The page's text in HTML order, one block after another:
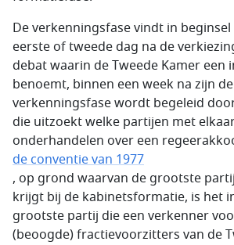
De verkenningsfase vindt in
eerste of tweede dag na de
debat waarin de Tweede Kamer
benoemt, binnen een week na zijn
verkenningsfase wordt begeleid
die uitzoekt welke partijen met
onderhandelen over een
de conventie van 1977
, op grond waarvan de grootste
krijgt bij de kabinetsformatie, is het
grootste partij die een verkenner
(beoogde) fractievoorzitters van de